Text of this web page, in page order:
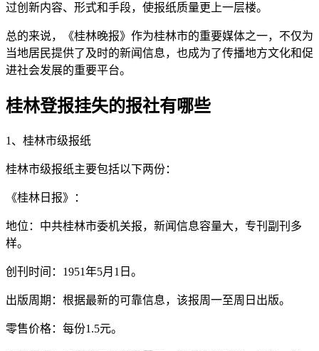
过创新内容、形式和手段，使报纸质量更上一层楼。
总的来说，《桂林晚报》作为桂林市的重要媒体之一，不仅为
当地居民提供了及时的新闻信息，也成为了传播地方文化和促
进社会发展的重要平台。
桂林登报挂失的报社有哪些
1、桂林市级报纸
桂林市级报纸主要包括以下两份：
《桂林日报》：
地位：中共桂林市委机关报，新闻信息容量大，专刊副刊多
样。
创刊时间：1951年5月1日。
出版周期：根据最新的可靠信息，该报周一至周日出版。
零售价格：每份1.5元。